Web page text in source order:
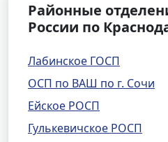
Районные
России по
Лабинское ГОСП
ОСП по ВАШ по г. Сочи
Ейское РОСП
Гулькевичское РОСП